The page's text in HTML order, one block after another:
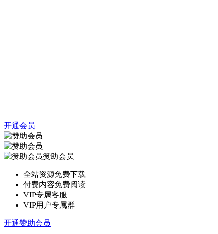
开通会员
赞助会员
全站资源免费下载
付费内容免费阅读
VIP专属客服
VIP用户专属群
开通赞助会员